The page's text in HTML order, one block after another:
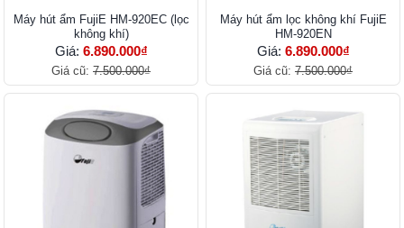
Máy hút ẩm FujiE HM-920EC (lọc
không khí)
Giá: 6.890.000₫
Giá cũ: 7.500.000₫
Máy hút ẩm lọc không khí FujiE
HM-920EN
Giá: 6.890.000₫
Giá cũ: 7.500.000₫